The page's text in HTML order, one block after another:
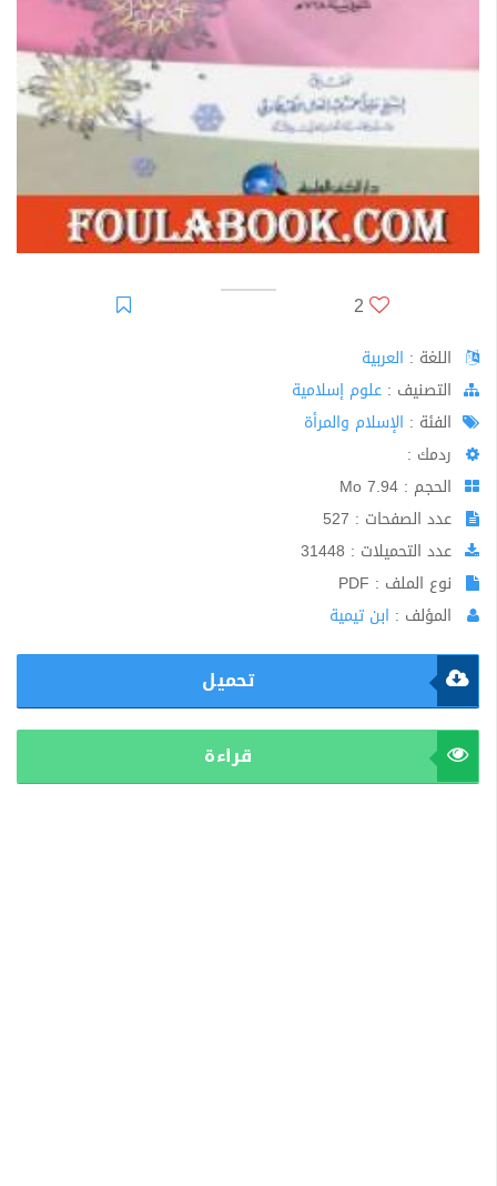
2
اللغة : العربية
اﻟﺘﺼﻨﻴﻒ : علوم إسلامية
الفئة : الإسلام والمرأة
ردمك :
الحجم : 7.94 Mo
عدد الصفحات : 527
عدد التحميلات : 31448
نوع الملف : PDF
المؤلف : ابن تيمية
تحميل
قراءة